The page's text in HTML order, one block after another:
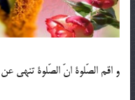
و اقم الصّلوة انّ الصّلوة تنهی عن